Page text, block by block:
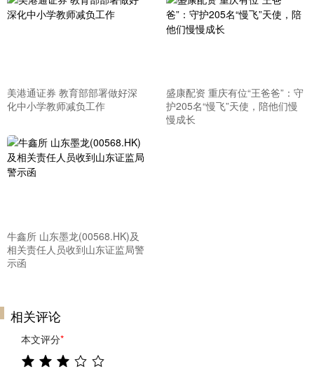
美港通证券 教育部部署做好深
化中小学教师减负工作
盛康配资 重庆有位“王爸爸”：守
护205名“慢飞”天使，陪他们慢
慢成长
牛鑫所 山东墨龙(00568.HK)及
相关责任人员收到山东证监局警
示函
相关评论
本文评分*